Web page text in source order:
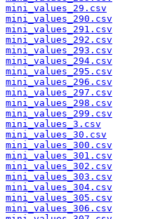
mini_values_29.csv
mini_values_290.csv
mini_values_291.csv
mini_values_292.csv
mini_values_293.csv
mini_values_294.csv
mini_values_295.csv
mini_values_296.csv
mini_values_297.csv
mini_values_298.csv
mini_values_299.csv
mini_values_3.csv
mini_values_30.csv
mini_values_300.csv
mini_values_301.csv
mini_values_302.csv
mini_values_303.csv
mini_values_304.csv
mini_values_305.csv
mini_values_306.csv